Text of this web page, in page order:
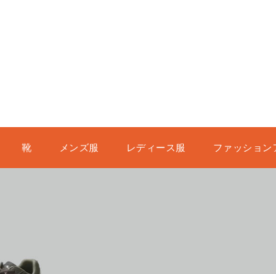
靴 メンズ服 レディース服 ファッション